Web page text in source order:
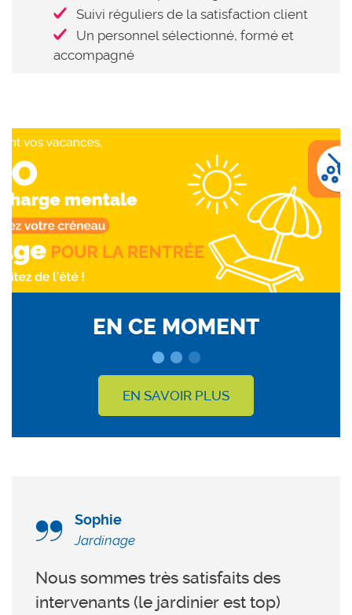
Suivi réguliers de la satisfaction client
Un personnel sélectionné, formé et
accompagné
EN CE MOMENT
EN SAVOIR PLUS
Sophie
Jardinage
Nous sommes très satisfaits des
intervenants (le jardinier est top)